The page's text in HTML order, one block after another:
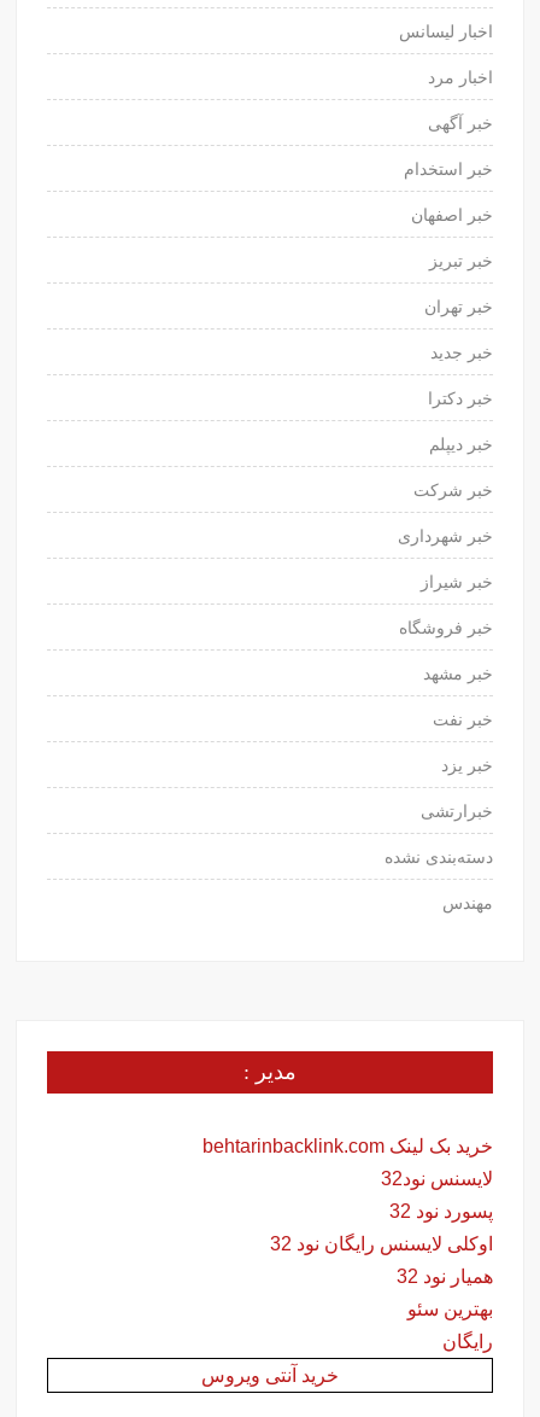
اخبار لیسانس
اخبار مرد
خبر آگهی
خبر استخدام
خبر اصفهان
خبر تبریز
خبر تهران
خبر جدید
خبر دکترا
خبر دیپلم
خبر شرکت
خبر شهرداری
خبر شیراز
خبر فروشگاه
خبر مشهد
خبر نفت
خبر یزد
خبرارتشی
دسته‌بندی نشده
مهندس
مدیر :
خرید بک لینک behtarinbacklink.com
لایسنس نود32
پسورد نود 32
اوکلی لایسنس رایگان نود 32
همیار نود 32
بهترین سئو
رایگان
خرید آنتی ویروس